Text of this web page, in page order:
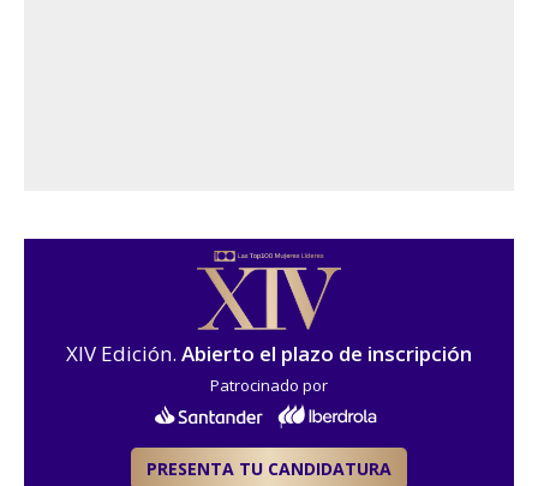
XIV Edición. Abierto el plazo de inscripción
Patrocinado por
PRESENTA TU CANDIDATURA